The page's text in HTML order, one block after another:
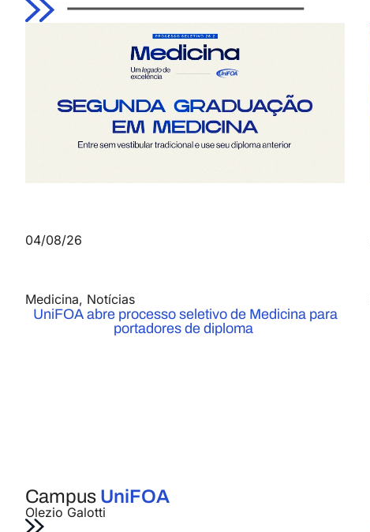
04/08/26
Medicina, Notícias
UniFOA abre processo seletivo de Medicina para
portadores de diploma
Campus UniFOA
Olezio Galotti